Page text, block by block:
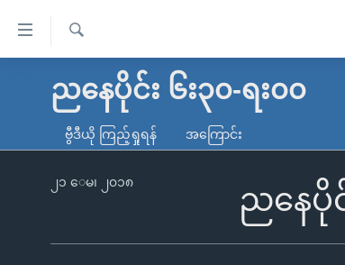
လွယ်ကူ
သည့်
မူလစာမျက်နှာ
ကမ္ဘာ့သတင်းများ
နိုင်ငံတကာ
တရုတ်
ရပ်ဝန်းတခု လမ်းတခု အလွန်
ရ
လာ
ညနေပိုင်း ၆း၃၀-ရး၀၀
ဗွီဒီယို ကြည့်ရှုရန် အကြောင်း
ညနေပို
၂၁ ေမ၊ ၂၀၁၈